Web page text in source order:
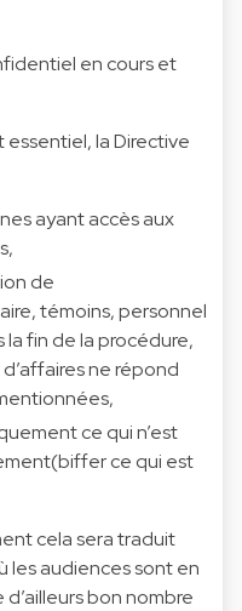
en cours et
la Directive
ayant accès aux
de
témoins, personnel
la fin de la procédure,
d’affaires ne répond
ce qui n’est
ce qui est
cela sera traduit
les audiences sont en
bon nombre